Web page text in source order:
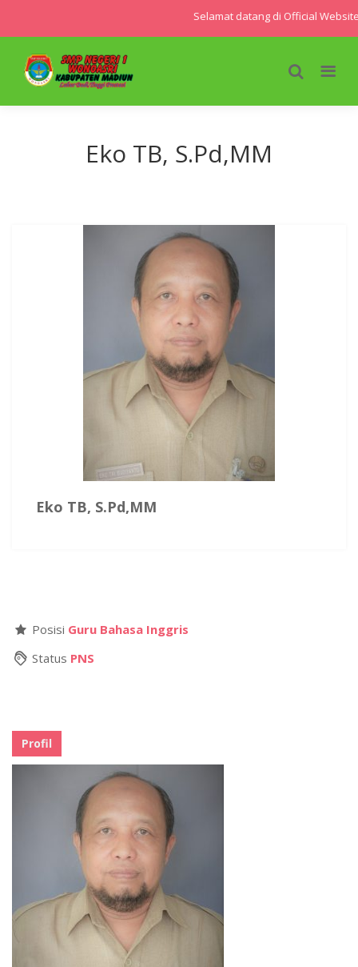
Selamat datang di Official
Eko TB, S.Pd,MM
Eko TB, S.Pd,MM
Posisi Guru Bahasa Inggris
Status PNS
Profil